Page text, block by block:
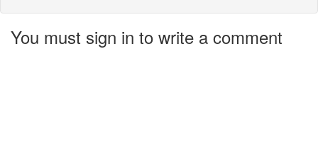
You must sign in to write a comment